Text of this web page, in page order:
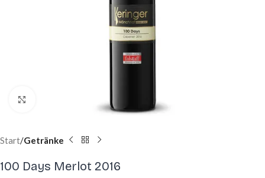
Start Getränke
100 Days Merlot 2016